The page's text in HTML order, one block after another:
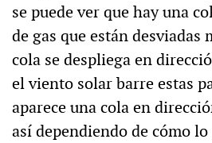
se puede ver que hay una
de gas que están desviadas
cola se despliega en
el viento solar barre estas
aparece una cola en
así dependiendo de cómo